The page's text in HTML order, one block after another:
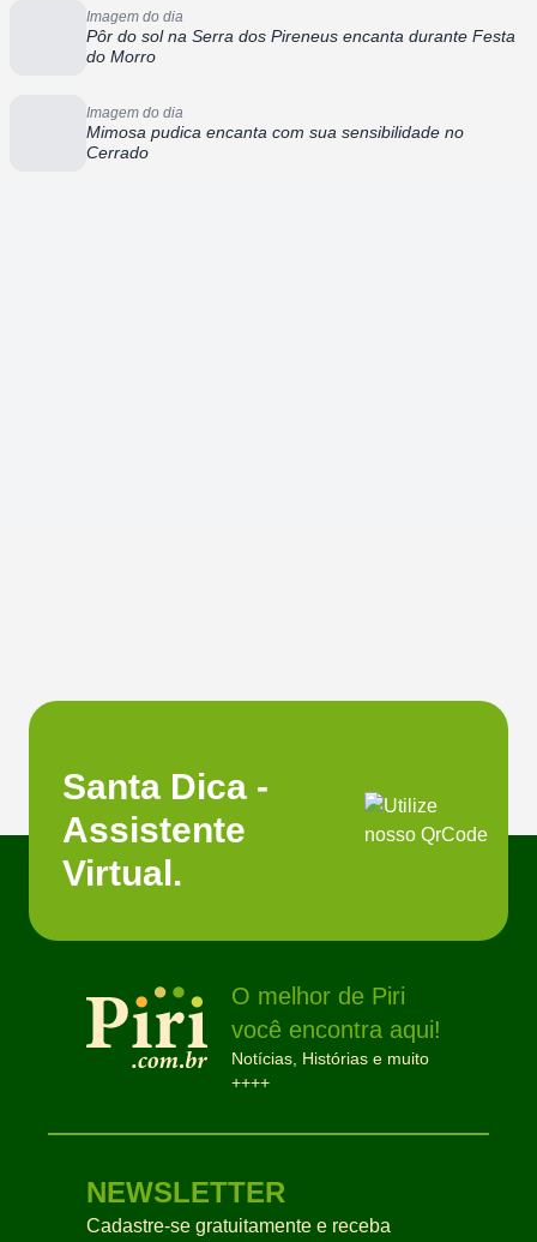
Imagem do dia
Pôr do sol na Serra dos Pireneus encanta durante Festa
do Morro
Imagem do dia
Mimosa pudica encanta com sua sensibilidade no
Cerrado
Santa Dica -
Assistente
Virtual.
O melhor de Piri
você encontra aqui!
Notícias, Histórias e muito
++++
NEWSLETTER
Cadastre-se gratuitamente e receba